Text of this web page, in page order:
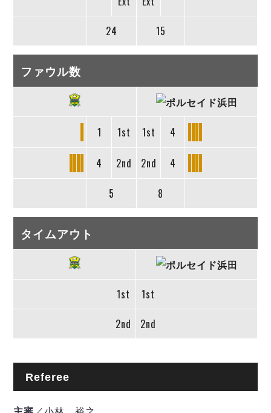
24 15
ファウル数
1 1st 1st 4
4 2nd 2nd 4
5 8
タイムアウト
1st 1st
2nd 2nd
Referee